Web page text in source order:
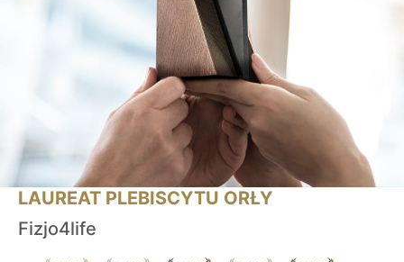
LAUREAT PLEBISCYTU ORŁY
Fizjo4life